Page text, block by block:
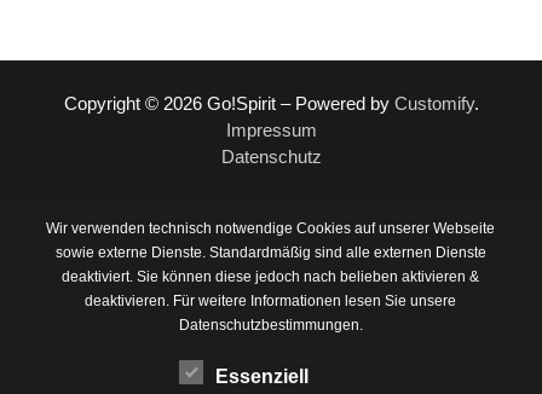
Copyright © 2026 Go!Spirit – Powered by Customify.
Impressum
Datenschutz
Wir verwenden technisch notwendige Cookies auf unserer Webseite
sowie externe Dienste. Standardmäßig sind alle externen Dienste
deaktiviert. Sie können diese jedoch nach belieben aktivieren &
deaktivieren. Für weitere Informationen lesen Sie unsere
Datenschutzbestimmungen.
Essenziell